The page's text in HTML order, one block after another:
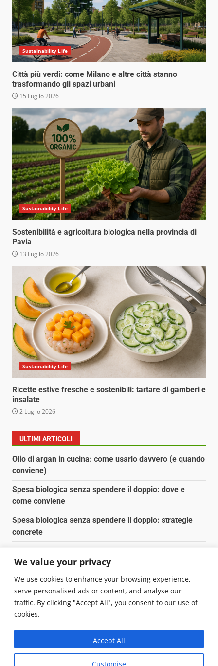
We value your privacy
We use cookies to enhance your browsing experience,
serve personalised ads or content, and analyse our
traffic. By clicking "Accept All", you consent to our use of
cookies.
Customise
Accept All
Sustainability Life
Città più verdi: come Milano e altre città stanno
trasformando gli spazi urbani
15 Luglio 2026
Sustainability Life
Sostenibilità e agricoltura biologica nella provincia di
Pavia
13 Luglio 2026
Sustainability Life
Ricette estive fresche e sostenibili: tartare di gamberi e
insalate
2 Luglio 2026
ULTIMI ARTICOLI
Olio di argan in cucina: come usarlo davvero (e quando
conviene)
Spesa biologica senza spendere il doppio: dove e
come conviene
Spesa biologica senza spendere il doppio: strategie
concrete
Pulizia naturale della casa: 3 ingredienti che
sostituiscono 10 prodotti chimici
Copyright © 2025 Biopianeta.it proprietà di Jws Media
Questo blog non è una testata giornalistica, in quanto
viene aggiornato senza alcuna periodicità. Non può
pertanto considerarsi un prodotto editoriale ai sensi